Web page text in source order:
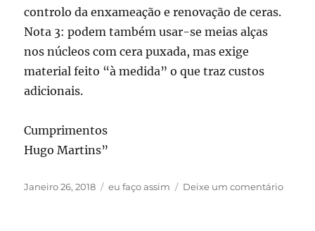
controlo da enxameação e renovação de ceras.
Nota 3: podem também usar-se meias alças
nos núcleos com cera puxada, mas exige
material feito “à medida” o que traz custos
adicionais.
Cumprimentos
Hugo Martins”
Publicado
Janeiro 26, 2018 Categorias
eu faço assim Deixe um comentáriosobre